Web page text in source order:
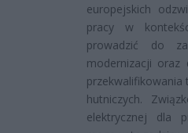
europejskich
pracy w
prowadzić do
modernizacji oraz
hutniczych.
elektrycznej dla